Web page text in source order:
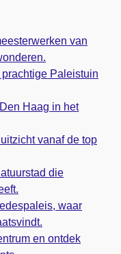
van
Paleistuin
Haag in het
vanaf de top
die
waar
en ontdek